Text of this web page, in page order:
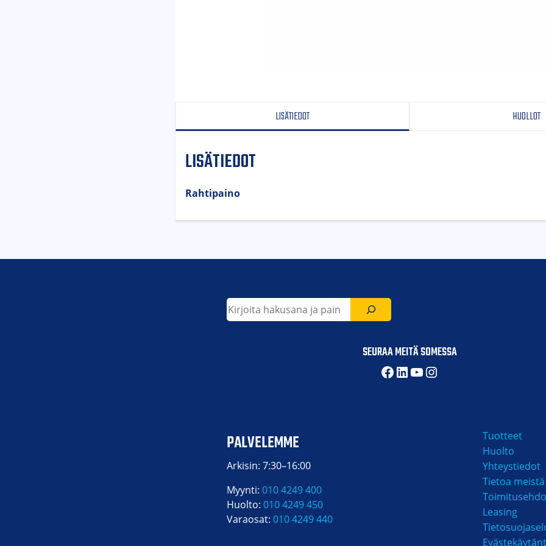
LISÄTIEDOT HUOLLOT
LISÄTIEDOT
Rahtipaino
SEURAA MEITÄ SOMESSA
Facebook
LinkedIn
YouTube
Instagram
PALVELEMME
Arkisin: 7:30–16:00
Myynti: 010 4249 400
Huolto: 010 4249 450
Varaosat: 010 4249 440
Tuotteet
Huolto
Yhteystiedot
Tietoa meistä
Leasing